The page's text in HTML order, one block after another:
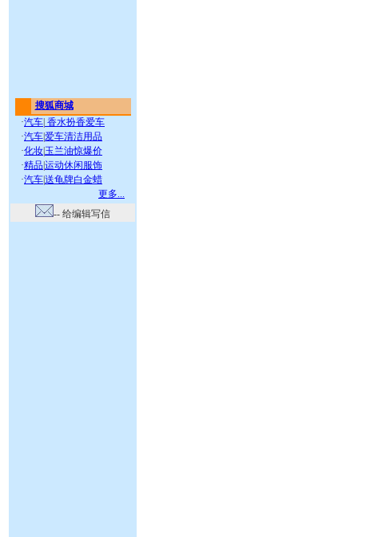
搜狐商城
·汽车 香水扮香爱车
·汽车爱车清洁用品
·化妆 玉兰油惊爆价
·精品运动休闲服饰
·汽车送龟牌白金蜡
更多...
-- 给编辑写信